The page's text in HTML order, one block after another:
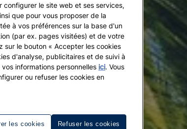
le site web et ses services,
que pour vous proposer de la
à vos préférences sur la base d'un
(par ex. pages visitées) et de votre
sur le bouton « Accepter les cookies
d'analyse, publicitaires et de suivi à
informations personnelles ici. Vous
ou refuser les cookies en
les cookies Refuser les cookies